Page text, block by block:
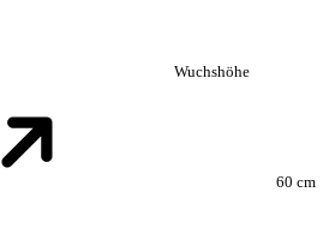
Wuchshöhe
60 cm